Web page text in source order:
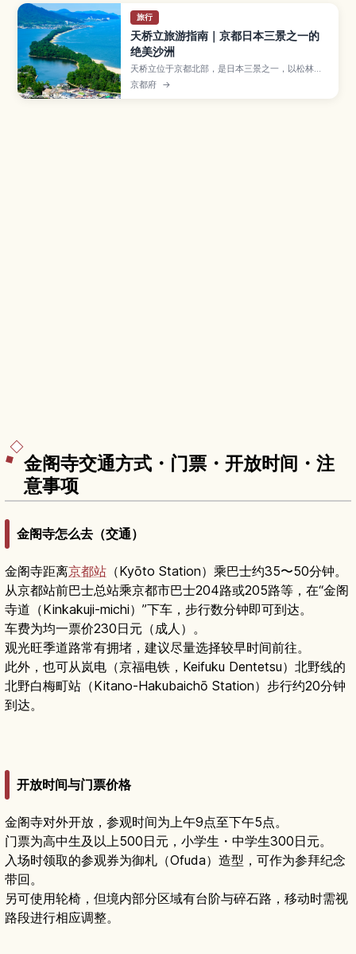
旅行
天桥立旅游指南｜京都日本三景之一的
绝美沙洲
天桥立位于京都北部，是日本三景之一，以松林覆
盖的细长沙洲和倒映在海面的景色闻名。本文将为
你介绍最佳观景台、骑行路线和海鲜美食，以及从
京都府 →
金阁寺交通方式・门票・开放时间・注
意事项
金阁寺怎么去（交通）
金阁寺距离京都站 （Kyōto Station）乘巴士约35〜50分钟。
从京都站前巴士总站乘京都市巴士204路或205路等，在“金阁
寺道（Kinkakuji-michi）”下车，步行数分钟即可到达。
车费为均一票价230日元（成人）。
观光旺季道路常有拥堵，建议尽量选择较早时间前往。
此外，也可从岚电（京福电铁，Keifuku Dentetsu）北野线的
北野白梅町站（Kitano-Hakubaichō Station）步行约20分钟
到达。
开放时间与门票价格
金阁寺对外开放，参观时间为上午9点至下午5点。
门票为高中生及以上500日元，小学生・中学生300日元。
入场时领取的参观券为御札（Ofuda）造型，可作为参拜纪念
带回。
另可使用轮椅，但境内部分区域有台阶与碎石路，移动时需视
路段进行相应调整。